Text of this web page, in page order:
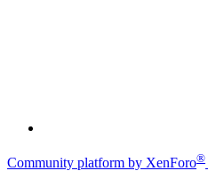
Community platform by XenForo®